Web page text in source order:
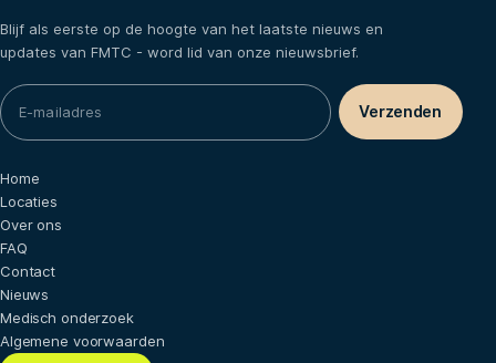
Blijf als eerste op de hoogte van het laatste nieuws en
updates van FMTC - word lid van onze nieuwsbrief.
Home
Locaties
Over ons
FAQ
Contact
Nieuws
Medisch onderzoek
Algemene voorwaarden